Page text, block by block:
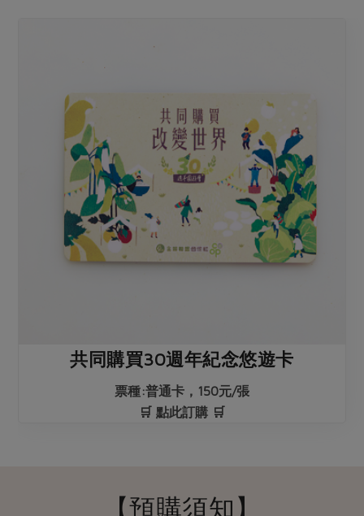
共同購買30週年紀念悠遊卡
票種:普通卡，150元/張
🛒 點此訂購 🛒
【預購須知】